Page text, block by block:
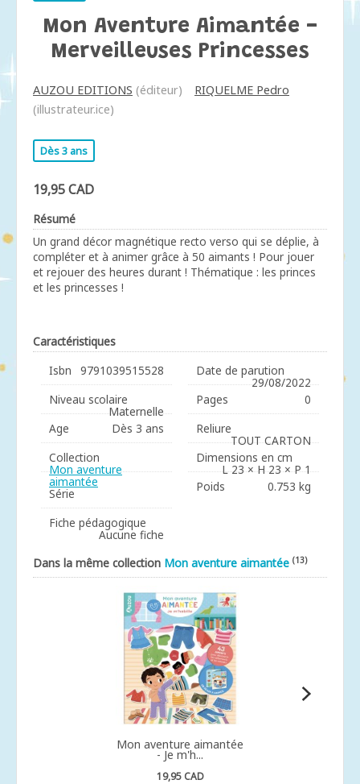
Mon Aventure Aimantée -
Merveilleuses Princesses
AUZOU EDITIONS (éditeur)
RIQUELME Pedro
(illustrateur.ice)
Dès 3 ans
19,95 CAD
Résumé
Un grand décor magnétique recto verso qui se déplie, à
compléter et à animer grâce à 50 aimants ! Pour jouer
et rejouer des heures durant ! Thématique : les princes
et les princesses !
Caractéristiques
Isbn
9791039515528
Niveau scolaire
Maternelle
Age
Dès 3 ans
Collection
Mon aventure
aimantée
Série
Fiche pédagogique
Aucune fiche
Date de parution
29/08/2022
Pages
0
Reliure
TOUT CARTON
Dimensions en cm
L 23 × H 23 × P 1
Poids
0.753 kg
Dans la même collection Mon aventure aimantée (13)
Mon aventure aimantée
- Je m'h...
19,95 CAD